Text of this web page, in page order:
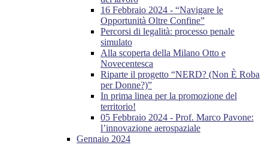
16 Febbraio 2024 - “Navigare le
Opportunità Oltre Confine”
Percorsi di legalità: processo penale
simulato
Alla scoperta della Milano Otto e
Novecentesca
Riparte il progetto “NERD? (Non È Roba
per Donne?)”
In prima linea per la promozione del
territorio!
05 Febbraio 2024 - Prof. Marco Pavone:
l’innovazione aerospaziale
Gennaio 2024